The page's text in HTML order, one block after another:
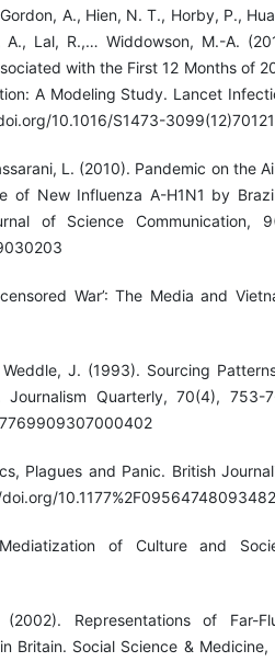
A., Hien, N. T., Horby, P.,
Lal, R.,… Widdowson, M.-A.
with the First 12 Months of
A Modeling Study. Lancet
10.1016/S1473-
L. (2010). Pandemic on the
of New Influenza A-H1N1 by
of Science Communication,
War’: The Media and
J. (1993). Sourcing
Journalism Quarterly, 70(4), 753-
Plagues and Panic. British
of Culture and
Representations of Far-
Britain. Social Science & Medicine,